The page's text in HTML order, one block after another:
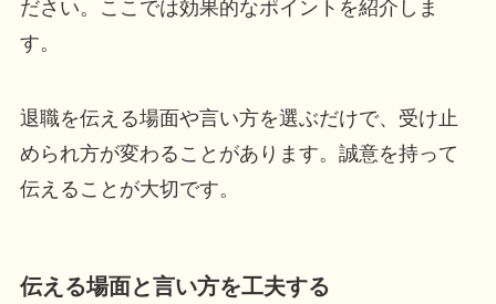
ださい。ここでは効果的なポイントを紹介しま
す。
退職を伝える場面や言い方を選ぶだけで、受け止
められ方が変わることがあります。誠意を持って
伝えることが大切です。
伝える場面と言い方を工夫する